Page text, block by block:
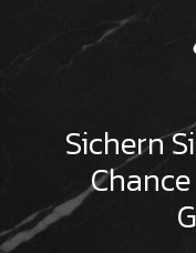
Sichern